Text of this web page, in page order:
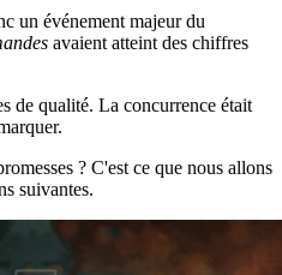
un événement majeur du
avaient atteint des chiffres
de qualité. La concurrence était
? C'est ce que nous allons
suivantes.